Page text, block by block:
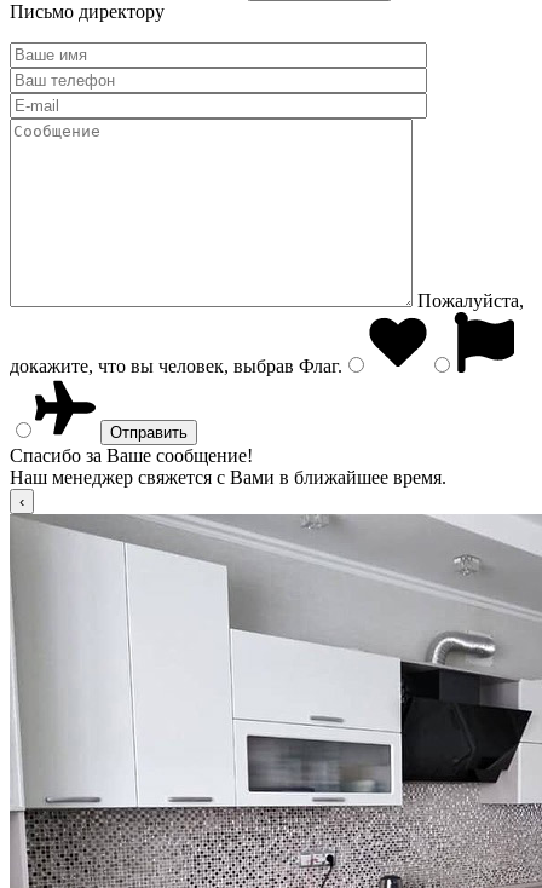
Письмо директору
Пожалуйста,
докажите, что вы человек, выбрав Флаг.
Спасибо за Ваше сообщение!
Наш менеджер свяжется с Вами в ближайшее время.